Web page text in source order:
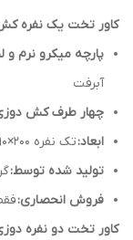
کاور تخت یک نفره
پارچه میکرو نرم و
آبرفت
چهار طرف کش
ابعاد:تک نفره 200×90×25 سانتیمتر
تولید شده توسط:
فروش انحصاری:
کاور تخت دو نفره